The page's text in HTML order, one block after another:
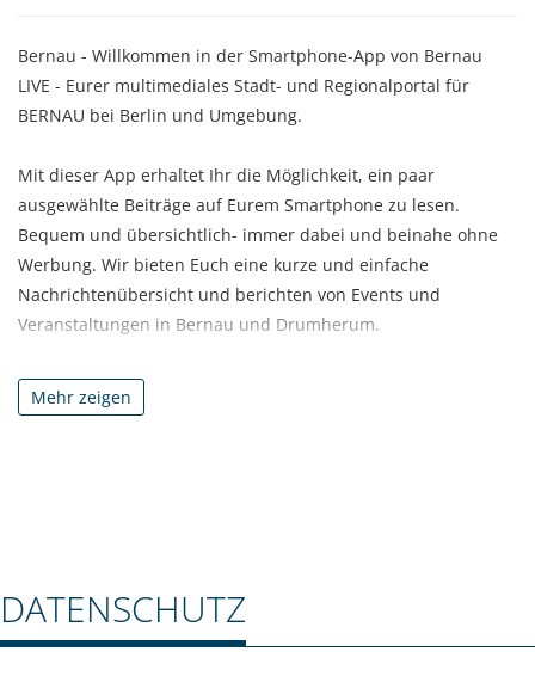
Bernau - Willkommen in der Smartphone-App von Bernau
LIVE - Eurer multimediales Stadt- und Regionalportal für
BERNAU bei Berlin und Umgebung.
Mit dieser App erhaltet Ihr die Möglichkeit, ein paar
ausgewählte Beiträge auf Eurem Smartphone zu lesen.
Bequem und übersichtlich- immer dabei und beinahe ohne
Werbung. Wir bieten Euch eine kurze und einfache
Nachrichtenübersicht und berichten von Events und
Veranstaltungen in Bernau und Drumherum.
Ihr ausführlich und in besserer Ansicht online unter:
Mehr zeigen
DATENSCHUTZ